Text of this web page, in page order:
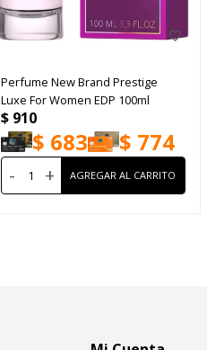
Perfume New Brand Prestige
Luxe For Women EDP 100ml
$ 910
$ 683 $ 774
- +